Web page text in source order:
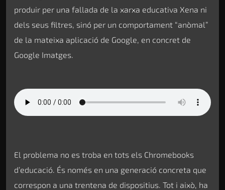
produir per una fallada de la xarxa educativa Xena ni
dels seus filtres, sinó per un comportament “anòmal”
de la mateixa aplicació de Google, en concret de
Google Imatges.
El problema no es troba en tots els Chromebooks
d’educació. És només en una generació concreta que
correspon a una trentena de dispositius. Tot i això, ha